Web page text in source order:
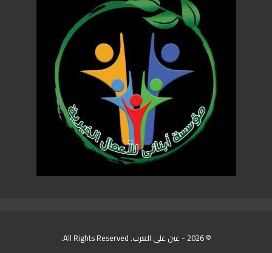
© 2026 - عين على العرب. All Rights Reserved.